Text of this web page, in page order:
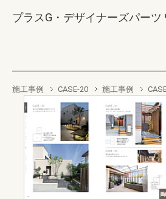
プラスG・デザイナーズパーツ
施工事例 CASE-20 施工事例